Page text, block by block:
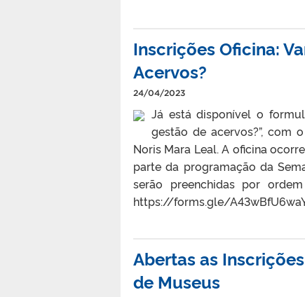
Inscrições Oficina:
Acervos?
24/04/2023
Já está disponível o
gestão de acervos?”, com
Noris Mara Leal. A oficina
parte da programação da
serão preenchidas por
https://forms.gle/
Abertas as
de Museus